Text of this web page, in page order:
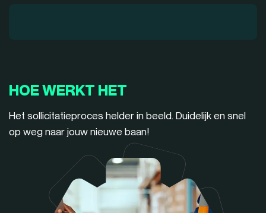
HOE WERKT HET
Het sollicitatieproces helder in beeld. Duidelijk en snel
op weg naar jouw nieuwe baan!